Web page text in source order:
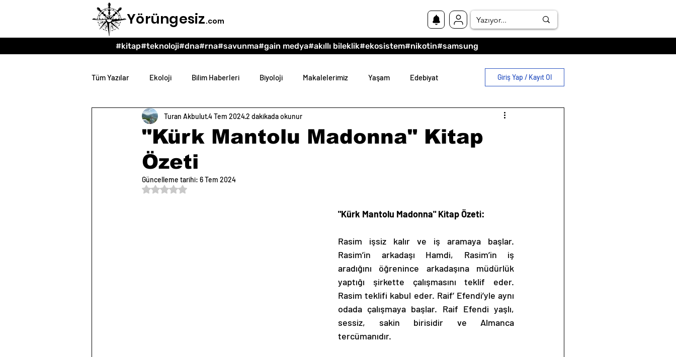
Yörüngesiz.com
Tüm Yazılar Ekoloji Bilim Haberleri Biyoloji Makalelerimiz Yaşam Edebiyat
Psikoloji Eğitim Felsefe
Giriş Yap / Kayıt Ol
"Kürk Mantolu Madonna" Kitap
Özeti
Turan Akbulut4 Tem 20242 dakikada okunur
Güncelleme tarihi: 6 Tem 2024
5 üzerinden NaN yıldız
"Kürk Mantolu Madonna" Kitap Özeti:
Rasim işsiz kalır ve iş aramaya başlar.
Rasim’in arkadaşı Hamdi, Rasim’in iş
aradığını öğrenince arkadaşına müdürlük
yaptığı şirkette çalışmasını teklif eder.
Rasim teklifi kabul eder. Raif’ Efendi’yle aynı
odada çalışmaya başlar. Raif Efendi yaşlı,
sessiz, sakin birisidir ve Almanca
tercümanıdır.
#kitap#teknoloji#dna#rna#savunma#gain medya#akıllı bileklik#ekosistem#nikotin#samsung